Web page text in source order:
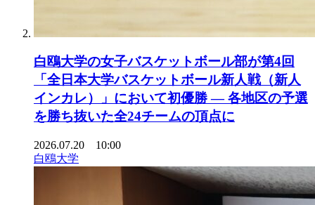
白鴎大学の女子バスケットボール部が第4回
「全日本大学バスケットボール新人戦（新人
インカレ）」において初優勝 ― 各地区の予選
を勝ち抜いた全24チームの頂点に
2026.07.20 10:00
白鴎大学